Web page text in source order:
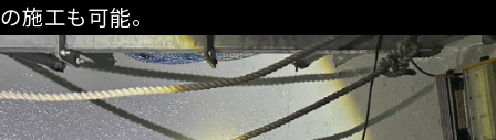
の施工も可能。